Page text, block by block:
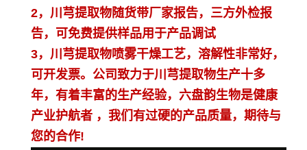
2， 川芎提取物随货带厂家报告，三方外检报
告，可免费提供样品用于产品调试
3， 川芎提取物喷雾干燥工艺，溶解性非常好，
可开发票。公司致力于川芎提取物生产十多
年，有着丰富的生产经验，六盘韵生物是健康
产业护航者 ，我们有过硬的产品质量，期待与
您的合作!